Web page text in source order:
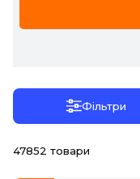
CHRYSLER
Фільтри
47852 товари